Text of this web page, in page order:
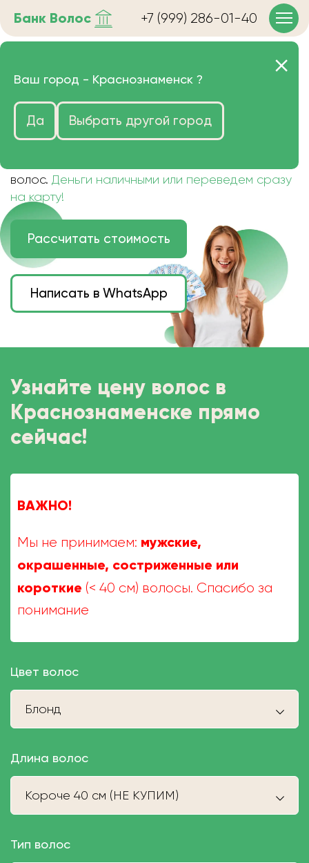
Банк Волос +7 (999) 286-01-40
Продать волосы в
Краснознаменске очень
дорого
волос. Деньги наличными или переведем сразу
на карту!
Рассчитать стоимость
Написать в WhatsApp
Узнайте цену волос в
Краснознаменске прямо
сейчас!
ВАЖНО!
Мы не принимаем: мужские,
окрашенные, состриженные или
короткие (< 40 см) волосы. Спасибо за
понимание
Цвет волос
Блонд
Длина волос
Короче 40 см (НЕ КУПИМ)
Тип волос
Ваш город - Краснознаменск ?
Да Выбрать другой город